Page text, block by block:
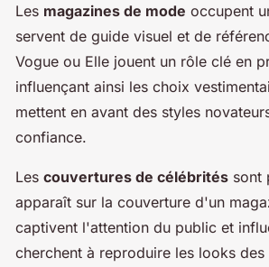
Les magazines de mode occupent
servent de guide visuel et de
Vogue ou Elle jouent un rôle clé en
influençant ainsi les choix
mettent en avant des styles
confiance.
Les couvertures de célébrités sont
apparaît sur la couverture d'un
captivent l'attention du public et
cherchent à reproduire les looks